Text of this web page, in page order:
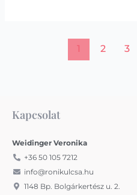
1 2 3
Kapcsolat
Weidinger Veronika
+36 50 105 7212
info@ronikulcsa.hu
1148 Bp. Bolgárkertész u. 2.